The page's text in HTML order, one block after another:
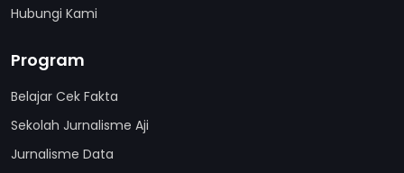
Hubungi Kami
Program
Belajar Cek Fakta
Sekolah Jurnalisme Aji
Jurnalisme Data